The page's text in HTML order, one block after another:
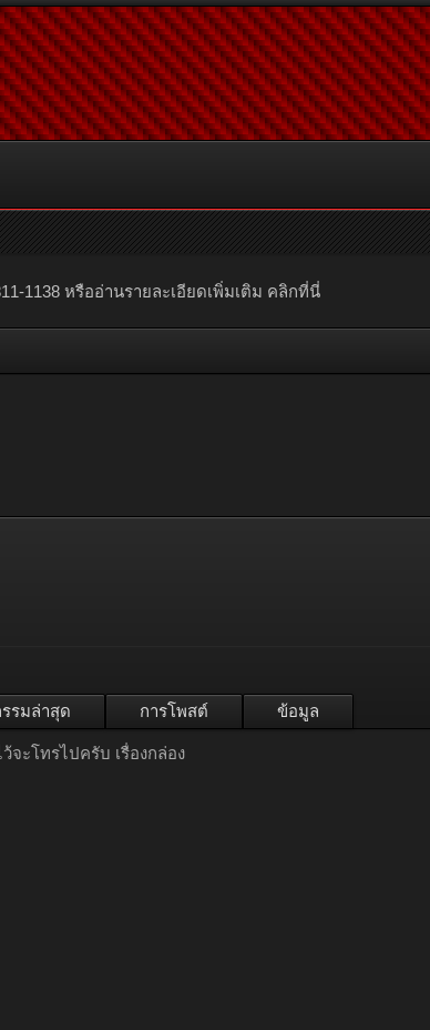
1138 หรืออ่านรายละเอียดเพิ่มเติม คลิกที่นี่
รมล่าสุด การโพสต์ ข้อมูล
ะโทรไปครับ เรื่องกล่อง